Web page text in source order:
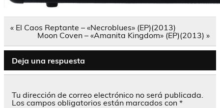
Navegación
« El Caos Reptante – «Necroblues» (EP)(2013)
Moon Coven – «Amanita Kingdom» (EP)(2013) »
Deja una respuesta
Tu dirección de correo electrónico no será publicada.
Los campos obligatorios están marcados con *